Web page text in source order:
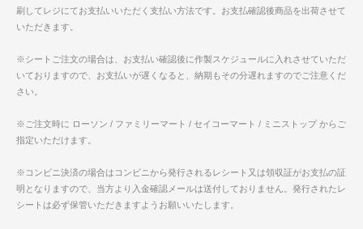
刷してレジにてお支払いいただく支払い方法です。お支払確認後商品を出荷させて
いただきます。
※シートご注文の場合は、お支払い確認後に作製スケジュールに入れさせていただ
いておりますので、お支払いが遅くなると、納期もその分遅れますのでご注意くだ
さい。
※ご注文時に ローソン / ファミリーマート / セイコーマート / ミニストップ からご
指定いただけます。
※コンビニ決済の場合はコンビニから発行されるレシート又は領収証がお支払の証
明となりますので、当方より入金確認メールは送付しておりません。発行されたレ
シートは必ず保管いただきますようお願いいたします。